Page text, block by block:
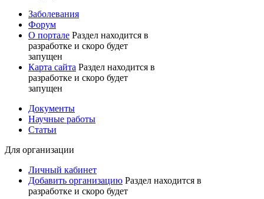
Заболевания
Форум
О портале Раздел находится в
разработке и скоро будет
запущен
Карта сайта Раздел находится в
разработке и скоро будет
запущен
Документы
Научные работы
Статьи
Для организации
Личный кабинет
Добавить организацию Раздел находится в
разработке и скоро будет